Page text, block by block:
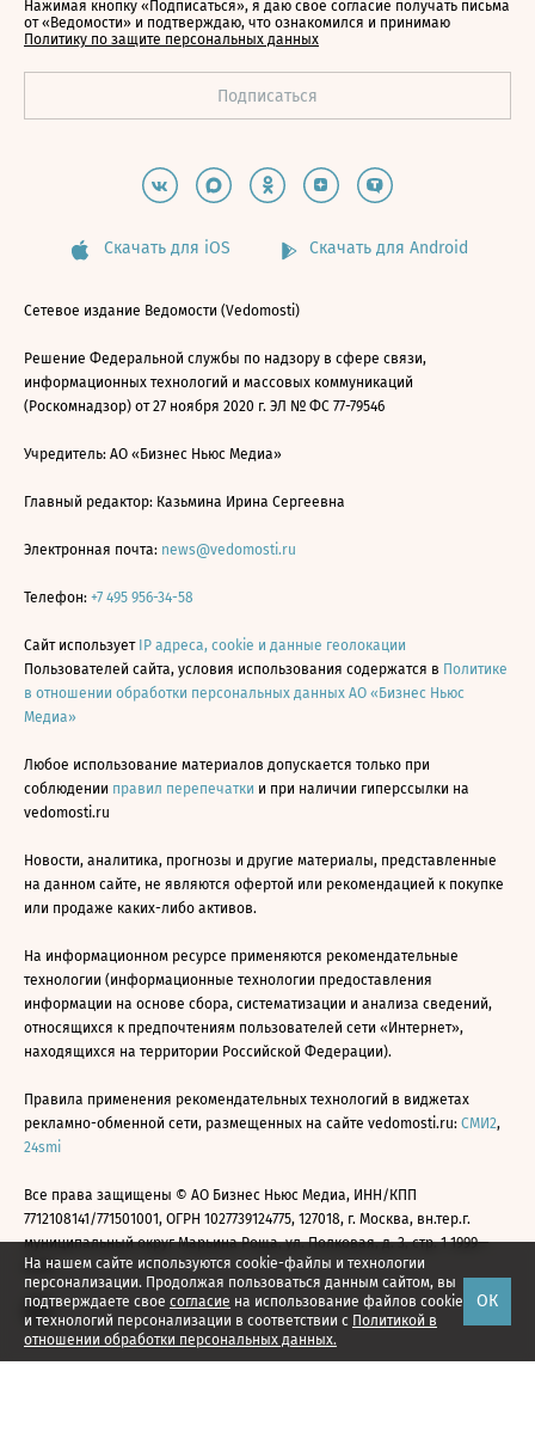
На нашем сайте используются cookie-файлы и технологии
персонализации. Продолжая пользоваться данным сайтом, вы
подтверждаете свое согласие на использование файлов cookie
и технологий персонализации в соответствии с Политикой в
отношении обработки персональных данных.
ОК
Нажимая кнопку «Подписаться», я даю свое согласие получать письма
от «Ведомости» и подтверждаю, что ознакомился и принимаю
Политику по защите персональных данных
Скачать для iOS Скачать для Android
Сетевое издание Ведомости (Vedomosti)
Решение Федеральной службы по надзору в сфере связи,
информационных технологий и массовых коммуникаций
(Роскомнадзор) от 27 ноября 2020 г. ЭЛ № ФС 77-79546
Учредитель: АО «Бизнес Ньюс Медиа»
Главный редактор: Казьмина Ирина Сергеевна
Электронная почта: news@vedomosti.ru
Телефон: +7 495 956-34-58
Сайт использует IP адреса, cookie и данные геолокации
Пользователей сайта, условия использования содержатся в Политике
в отношении обработки персональных данных АО «Бизнес Ньюс
Медиа»
Любое использование материалов допускается только при
соблюдении правил перепечатки и при наличии гиперссылки на
vedomosti.ru
Новости, аналитика, прогнозы и другие материалы, представленные
на данном сайте, не являются офертой или рекомендацией к покупке
или продаже каких-либо активов.
На информационном ресурсе применяются рекомендательные
технологии (информационные технологии предоставления
информации на основе сбора, систематизации и анализа сведений,
относящихся к предпочтениям пользователей сети «Интернет»,
находящихся на территории Российской Федерации).
Правила применения рекомендательных технологий в виджетах
рекламно-обменной сети, размещенных на сайте vedomosti.ru: СМИ2,
24smi
Все права защищены © АО Бизнес Ньюс Медиа, ИНН/КПП
7712108141/771501001, ОГРН 1027739124775, 127018, г. Москва, вн.тер.г.
муниципальный округ Марьина Роща, ул. Полковая, д. 3, стр. 1 1999—
2026